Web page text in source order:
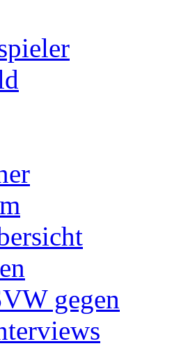
gegen